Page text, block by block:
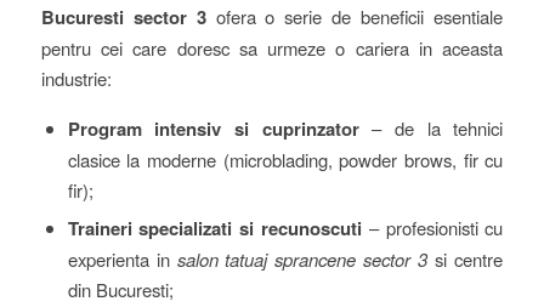
Bucuresti sector 3ofera o serie de beneficii esentiale
pentru cei care doresc sa urmeze o cariera in aceasta
industrie:
Program intensiv si cuprinzator– de la tehnici
clasice la moderne (microblading, powder brows, fir cu
fir);
Traineri specializati si recunoscuti – profesionisti cu
experienta in salon tatuaj sprancene sector 3 si centre
din Bucuresti;